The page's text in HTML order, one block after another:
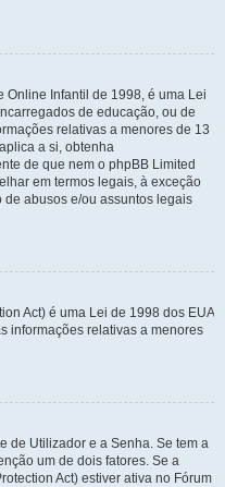
Online Infantil de 1998, é uma Lei
de educação, ou de
relativas a menores de 13
a si, obtenha
de que nem o phpBB Limited
em termos legais, à exceção
de abusos e/ou assuntos legais
Act) é uma Lei de 1998 dos EUA
informações relativas a menores
de Utilizador e a Senha. Se tem a
um de dois fatores. Se a
Act) estiver ativa no Fórum